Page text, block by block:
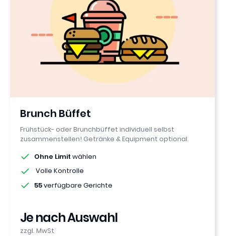
Brunch Büffet
Frühstück- oder Brunchbüffet individuell selbst
zusammenstellen! Getränke & Equipment optional.
Ohne Limit wählen
Volle Kontrolle
55verfügbare Gerichte
Je nach Auswahl
zzgl. MwSt